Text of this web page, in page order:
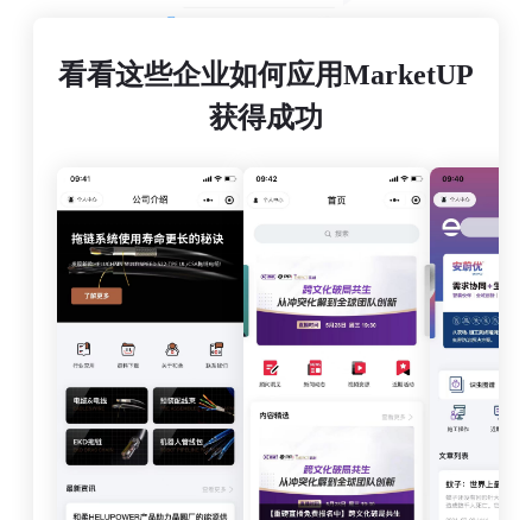
看看这些企业如何应用MarketUP
获得成功